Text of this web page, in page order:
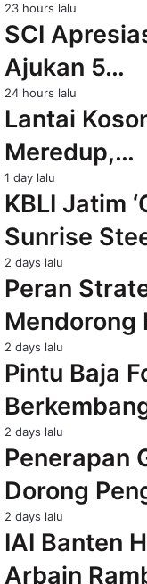
23 hours lalu
SCI
Ajukan 5…
24 hours lalu
Lantai
Meredup,…
1 day lalu
KBLI Jatim
Sunrise
2 days lalu
Peran
Mendorong
2 days lalu
Pintu Baja
2 days lalu
Penerapan
Dorong
2 days lalu
IAI Banten
Arbain